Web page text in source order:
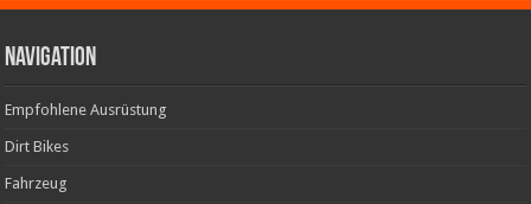
Navigation
Empfohlene Ausrüstung
Dirt Bikes
Fahrzeug